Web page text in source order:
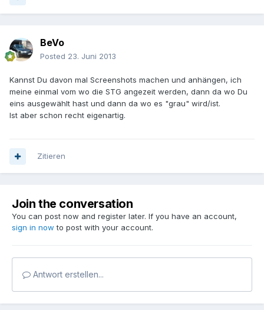
BeVo
Posted 23. Juni 2013
Kannst Du davon mal Screenshots machen und anhängen, ich
meine einmal vom wo die STG angezeit werden, dann da wo Du
eins ausgewählt hast und dann da wo es "grau" wird/ist.
Ist aber schon recht eigenartig.
Zitieren
Join the conversation
You can post now and register later. If you have an account,
sign in now to post with your account.
Antwort erstellen...